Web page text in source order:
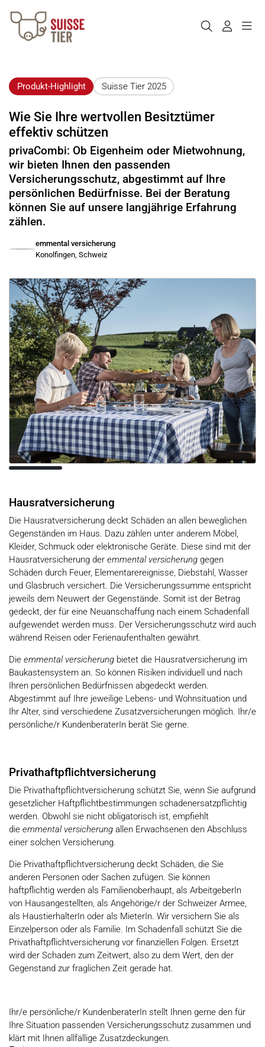
Produkt-Highlight Suisse Tier 2025
Wie Sie Ihre wertvollen Besitztümer
effektiv schützen
privaCombi: Ob Eigenheim oder Mietwohnung,
wir bieten Ihnen den passenden
Versicherungsschutz, abgestimmt auf Ihre
persönlichen Bedürfnisse. Bei der Beratung
können Sie auf unsere langjährige Erfahrung
zählen.
emmental versicherung
Konolfingen, Schweiz
Hausratversicherung
Die Hausratversicherung deckt Schäden an allen beweglichen
Gegenständen im Haus. Dazu zählen unter anderem Möbel,
Kleider, Schmuck oder elektronische Geräte. Diese sind mit der
Hausratversicherung der emmental versicherung gegen
Schäden durch Feuer, Elementarereignisse, Diebstahl, Wasser
und Glasbruch versichert. Die Versicherungssumme entspricht
jeweils dem Neuwert der Gegenstände. Somit ist der Betrag
gedeckt, der für eine Neuanschaffung nach einem Schadenfall
aufgewendet werden muss. Der Versicherungsschutz wird auch
während Reisen oder Ferienaufenthalten gewährt.
Die emmental versicherung bietet die Hausratversicherung im
Baukastensystem an. So können Risiken individuell und nach
Ihren persönlichen Bedürfnissen abgedeckt werden.
Abgestimmt auf Ihre jeweilige Lebens- und Wohnsituation und
Ihr Alter, sind verschiedene Zusatzversicherungen möglich. Ihr/e
persönliche/r KundenberaterIn berät Sie gerne.
Privathaftpflichtversicherung
Die Privathaftpflichtversicherung schützt Sie, wenn Sie aufgrund
gesetzlicher Haftpflichtbestimmungen schadenersatzpflichtig
werden. Obwohl sie nicht obligatorisch ist, empfiehlt
die emmental versicherung allen Erwachsenen den Abschluss
einer solchen Versicherung.
Die Privathaftpflichtversicherung deckt Schäden, die Sie
anderen Personen oder Sachen zufügen. Sie können
haftpflichtig werden als Familienoberhaupt, als ArbeitgeberIn
von Hausangestellten, als Angehörige/r der Schweizer Armee,
als HaustierhalterIn oder als MieterIn. Wir versichern Sie als
Einzelperson oder als Familie. Im Schadenfall schützt Sie die
Privathaftpflichtversicherung vor finanziellen Folgen. Ersetzt
wird der Schaden zum Zeitwert, also zu dem Wert, den der
Gegenstand zur fraglichen Zeit gerade hat.
Ihr/e persönliche/r KundenberaterIn stellt Ihnen gerne den für
Ihre Situation passenden Versicherungsschutz zusammen und
klärt mit Ihnen allfällige Zusatzdeckungen.